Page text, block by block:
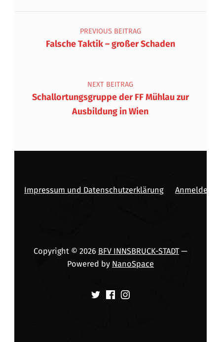
Beitragsnavigation
PREVIOUS BEITRAG
Falsche Taktik – großer Schaden
NEXT BEITRAG
Schallortungsgruppe der FF Mühlau zur
Ausbildung in Wien
Impressum und Datenschutzerklärung Anmelden
Copyright © 2026 BFV INNSBRUCK-STADT—
Powered by NanoSpace